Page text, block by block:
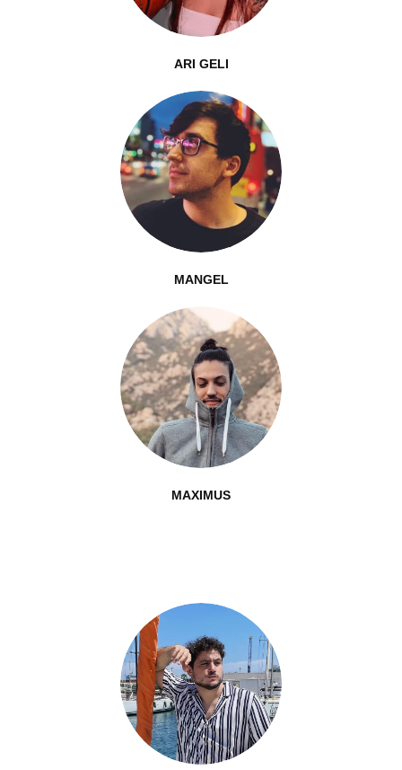
ARI GELI
MANGEL
MAXIMUS